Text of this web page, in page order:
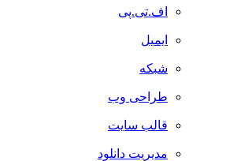
اف.تی.پی
ایمیل
شبکه
طراحی وب
قالب سایت
مدیریت دانلود